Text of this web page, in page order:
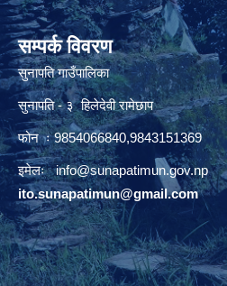
सम्पर्क विवरण
सुनापति गाउँपालिका
सुनापति - ३ हिलेदेवी रामेछाप
फोन ः 9854066840,9843151369
इमेलः info@sunapatimun.gov.np
ito.sunapatimun@gmail.com